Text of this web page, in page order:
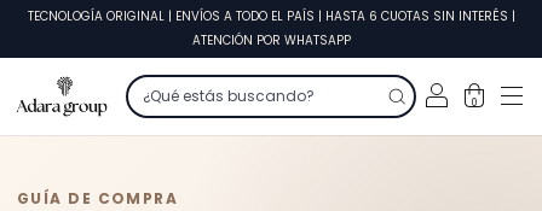
TECNOLOGÍA ORIGINAL | ENVÍOS A TODO EL PAÍS | HASTA 6 CUOTAS SIN INTERÉS |
ATENCIÓN POR WHATSAPP
0
GUÍA DE COMPRA